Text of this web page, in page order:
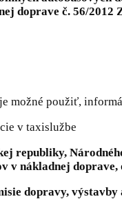
doprave č. 56/2012
možné použiť,
v taxislužbe
republiky,
v nákladnej doprave,
dopravy, výstavby